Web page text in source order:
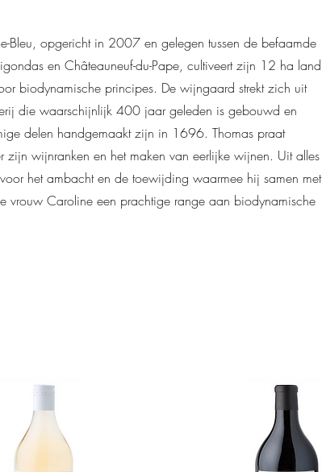
Bleu, opgericht in 2007 en gelegen tussen de befaamde
en Châteauneuf-du-Pape, cultiveert zijn 12 ha land
biodynamische principes. De wijngaard strekt zich uit
die waarschijnlijk 400 jaar geleden is gebouwd en
delen handgemaakt zijn in 1696. Thomas praat
zijn wijnranken en het maken van eerlijke wijnen. Uit alles
het ambacht en de toewijding waarmee hij samen met
vrouw Caroline een prachtige range aan biodynamische